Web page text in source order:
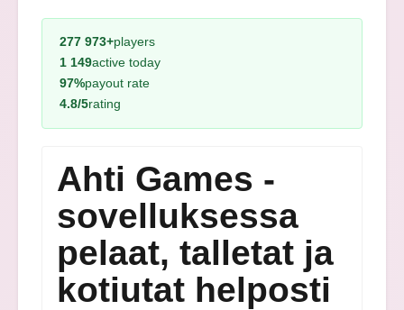
277 973+players
1 149active today
97%payout rate
4.8/5rating
Ahti Games -
sovelluksessa
pelaat, talletat ja
kotiutat helposti